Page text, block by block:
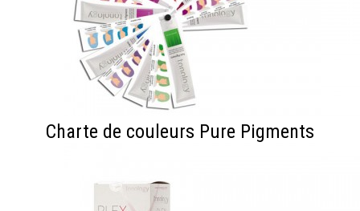
Charte de couleurs Pure Pigments